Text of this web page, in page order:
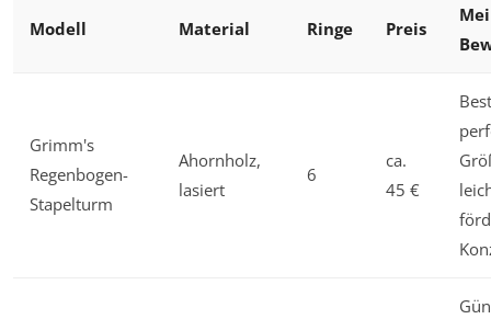
Modell Material Ringe Preis
Grimm's
Regenbogen-
Stapelturm
Ahornholz,
lasiert
6
ca.
45 €